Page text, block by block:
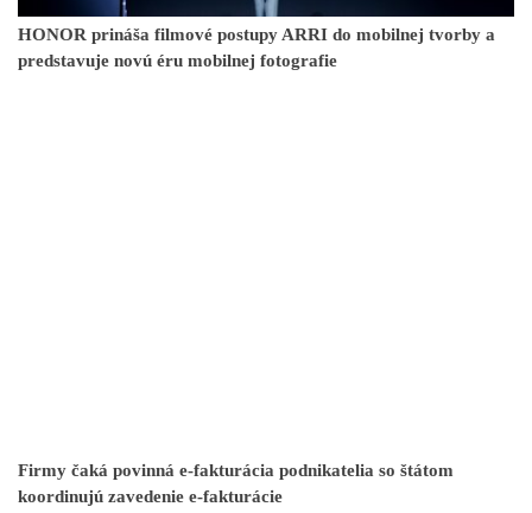
HONOR prináša filmové postupy ARRI do mobilnej tvorby a
predstavuje novú éru mobilnej fotografie
Firmy čaká povinná e-fakturácia podnikatelia so štátom
koordinujú zavedenie e-fakturácie